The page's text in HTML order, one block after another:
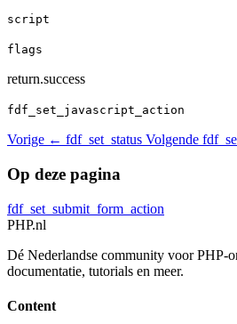
script
flags
return.success
fdf_set_javascript_action
Vorige ← fdf_set_status Volgende
Op deze pagina
fdf_set_submit_form_action
PHP.nl
Dé Nederlandse community voor PHP-
documentatie, tutorials en meer.
Content